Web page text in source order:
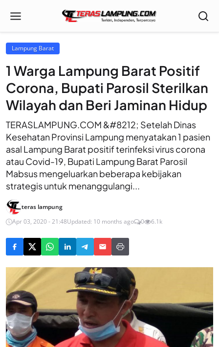
Lampung Barat
1 Warga Lampung Barat Positif
Corona, Bupati Parosil Sterilkan
Wilayah dan Beri Jaminan Hidup
TERASLAMPUNG.COM &#8212; Setelah Dinas
Kesehatan Provinsi Lampung menyatakan 1 pasien
asal Lampung Barat positif terinfeksi virus corona
atau Covid-19, Bupati Lampung Barat Parosil
Mabsus mengeluarkan beberapa kebijakan
strategis untuk menanggulangi...
teras lampung
Apr 03, 2020 - 21:48Updated: 10 months ago 0 6.1k